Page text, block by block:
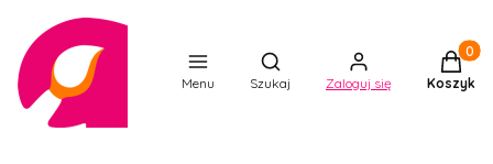
Menu
Otwórz wyszukiwarkę
Szukaj Zaloguj się Koszyk